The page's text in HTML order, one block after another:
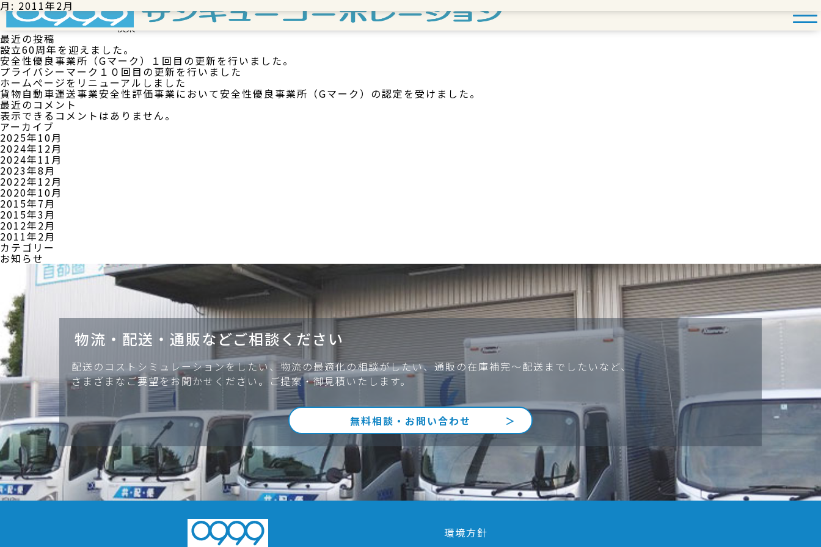
Skip
to
content
月: 2011年2月
Posted inお知らせ
検索
検索
最近の投稿
設立60周年を迎えました。
安全性優良事業所（Gマーク）１回目の更新を行いました。
プライバシーマーク１０回目の更新を行いました
ホームぺージをリニューアルしました
貨物自動車運送事業安全性評価事業において安全性優良事業所（Gマーク）の認定を受けました。
最近のコメント
表示できるコメントはありません。
アーカイブ
2025年10月
2024年12月
2024年11月
2023年8月
2022年12月
2020年10月
2015年7月
2015年3月
2012年2月
2011年2月
カテゴリー
お知らせ
物流・配送・通販などご相談ください
配送のコストシミュレーションをしたい、物流の最適化の相談がしたい、通販の在庫補完～配送までしたいなど、
さまざまなご要望をお聞かせください。ご提案・御見積いたします。
無料相談・お問い合わせ
環境方針